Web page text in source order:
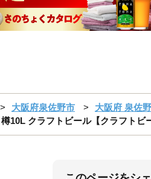
大阪府泉佐野市
大阪府 泉佐
10L クラフトビール【クラフト